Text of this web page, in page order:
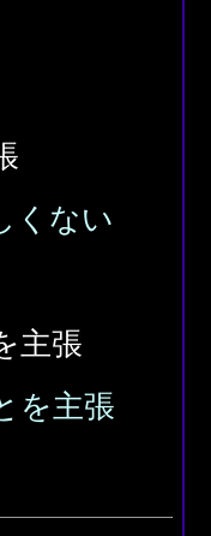
くない
主張
を主張